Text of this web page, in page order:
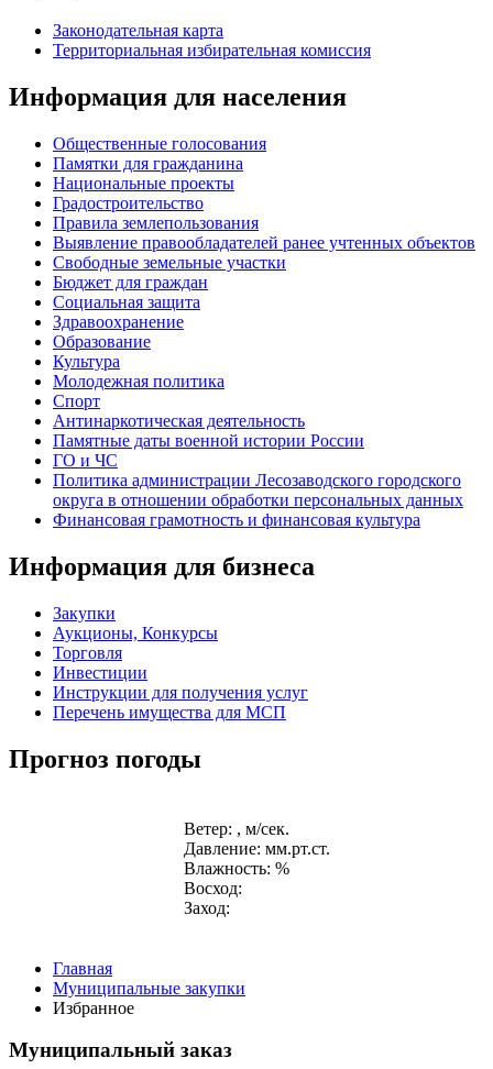
Законодательная карта
Территориальная избирательная комиссия
Информация для населения
Общественные голосования
Памятки для гражданина
Национальные проекты
Градостроительство
Правила землепользования
Выявление правообладателей ранее учтенных объектов
Свободные земельные участки
Бюджет для граждан
Социальная защита
Здравоохранение
Образование
Культура
Молодежная политика
Спорт
Антинаркотическая деятельность
Памятные даты военной истории России
ГО и ЧС
Политика администрации Лесозаводского городского
округа в отношении обработки персональных данных
Финансовая грамотность и финансовая культура
Информация для бизнеса
Закупки
Аукционы, Конкурсы
Торговля
Инвестиции
Инструкции для получения услуг
Перечень имущества для МСП
Прогноз погоды
Ветер: , м/сек.
Давление: мм.рт.ст.
Влажность: %
Восход:
Заход:
Главная
Муниципальные закупки
Избранное
Муниципальный заказ